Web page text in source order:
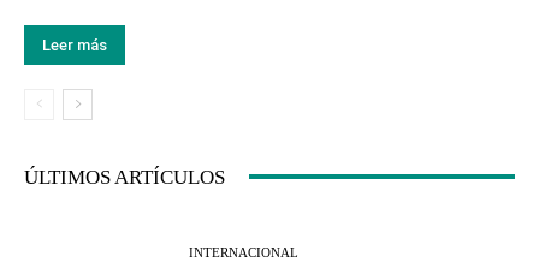
Leer más
ÚLTIMOS ARTÍCULOS
INTERNACIONAL